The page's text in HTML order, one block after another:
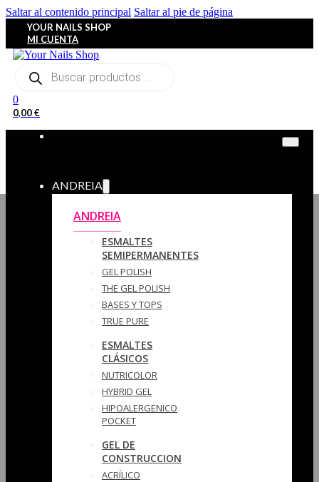
Saltar al contenido principal Saltar al pie de página
YOUR NAILS SHOP
MI CUENTA
0
0,00€
ANDREIA
ANDREIA
ESMALTES
SEMIPERMANENTES
GEL POLISH
THE GEL POLISH
BASES Y‎ TOPS
TRUE PURE
ESMALTES
CLÁSICOS
NUTRICOLOR
HYBRID GEL
HIPOALERGENICO
POCKET
GEL DE
CONSTRUCCION
ACRÍLICO